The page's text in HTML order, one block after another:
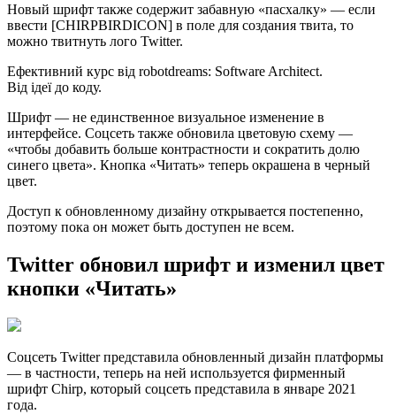
Новый шрифт также содержит забавную «пасхалку» — если
ввести [CHIRPBIRDICON] в поле для создания твита, то
можно твитнуть лого Twitter.
Ефективний курс від robotdreams: Software Architect.
Від ідеї до коду.
Шрифт — не единственное визуальное изменение в
интерфейсе. Соцсеть также обновила цветовую схему —
«чтобы добавить больше контрастности и сократить долю
синего цвета». Кнопка «Читать» теперь окрашена в черный
цвет.
Доступ к обновленному дизайну открывается постепенно,
поэтому пока он может быть доступен не всем.
Twitter обновил шрифт и изменил цвет
кнопки «Читать»
Соцсеть Twitter представила обновленный дизайн платформы
— в частности, теперь на ней используется фирменный
шрифт Chirp, который соцсеть представила в январе 2021
года.